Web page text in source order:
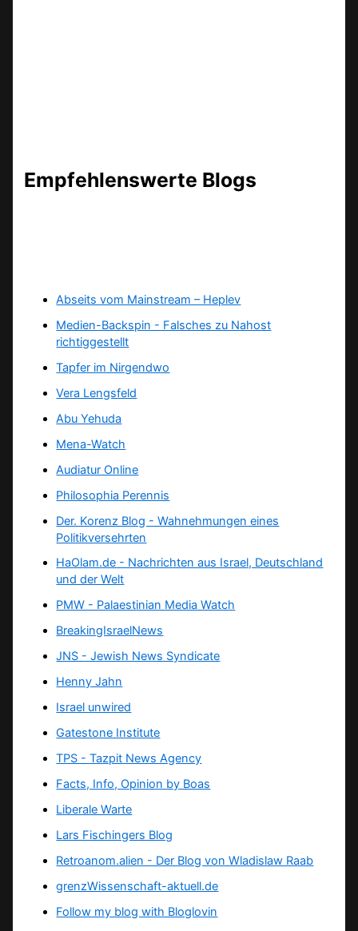
Empfehlenswerte Blogs
Abseits vom Mainstream – Heplev
Medien-Backspin - Falsches zu Nahost
richtiggestellt
Tapfer im Nirgendwo
Vera Lengsfeld
Abu Yehuda
Mena-Watch
Audiatur Online
Philosophia Perennis
Der. Korenz Blog - Wahnehmungen eines
Politikversehrten
HaOlam.de - Nachrichten aus Israel, Deutschland
und der Welt
PMW - Palaestinian Media Watch
BreakingIsraelNews
JNS - Jewish News Syndicate
Henny Jahn
Israel unwired
Gatestone Institute
TPS -Tazpit News Agency
Facts, Info, Opinion by Boas
Liberale Warte
Lars Fischingers Blog
Retroanom.alien - Der Blog von Wladislaw Raab
grenzWissenschaft-aktuell.de
Follow my blog with Bloglovin